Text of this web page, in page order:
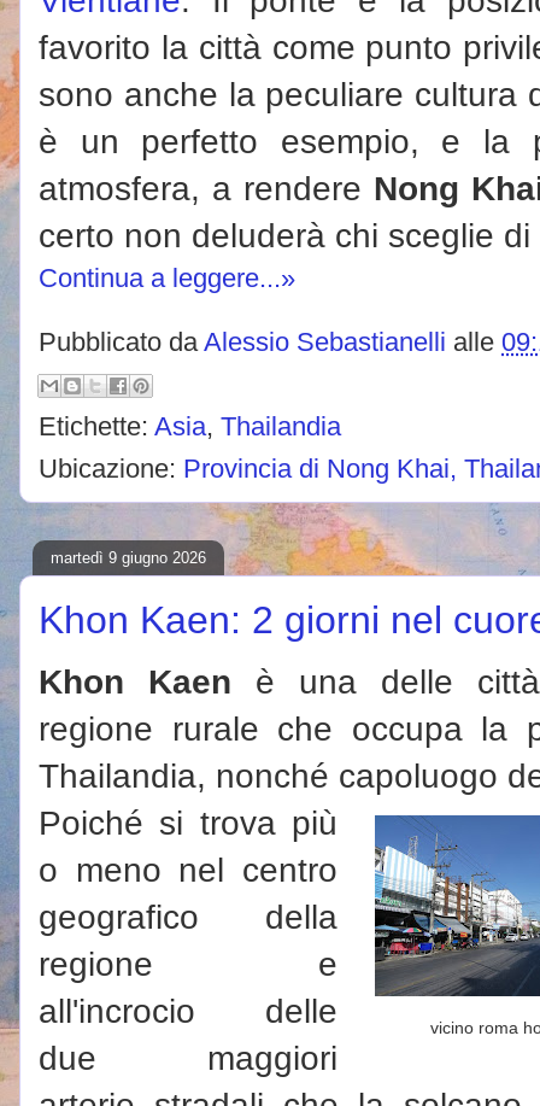
favorito la città come punto
sono anche la peculiare cultura
è un perfetto esempio, e la
atmosfera, a rendere Nong
certo non deluderà chi sceglie
Continua a leggere...»
Pubblicato da Alessio Sebastianelli alle
Etichette: Asia, Thailandia
Ubicazione: Provincia di Nong Khai,
martedì 9 giugno 2026
Khon Kaen: 2 giorni nel
Khon Kaen è una delle
regione rurale che occupa la
Thailandia, nonché capoluogo
vicino roma
Poiché si trova più
o meno nel centro
geografico della
regione e
all'incrocio delle
due maggiori